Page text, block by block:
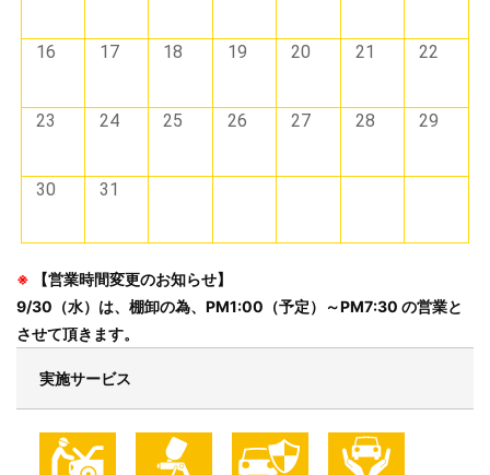
16 17 18 19 20 21 22
23 24 25 26 27 28 29
30 31
※ 【営業時間変更のお知らせ】
9/30（水）は、棚卸の為、PM1:00（予定）～PM7:30 の営業と
させて頂きます。
実施サービス